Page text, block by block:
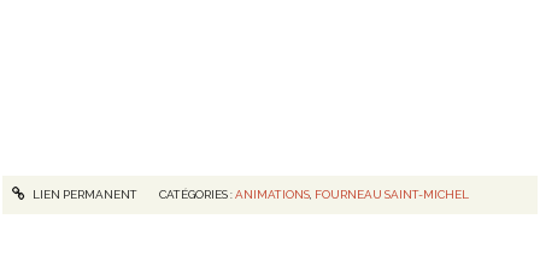
LIEN PERMANENT CATÉGORIES :ANIMATIONS, FOURNEAU SAINT-MICHEL